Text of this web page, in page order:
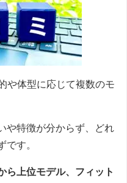
や体型に応じて複数のモ
や特徴が分からず、どれ
です。
ら上位モデル、フィット